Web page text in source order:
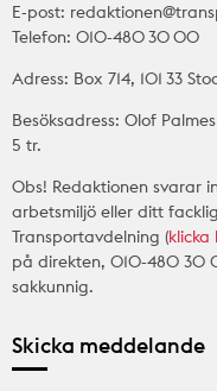
E-post:
Telefon: 010-480 30 00
Adress: Box 714, 101 33
Besöksadress: Olof
5 tr.
Obs! Redaktionen svarar
arbetsmiljö eller ditt
Transportavdelning (
på direkten, 010-480 30
sakkunnig.
Skicka meddelande